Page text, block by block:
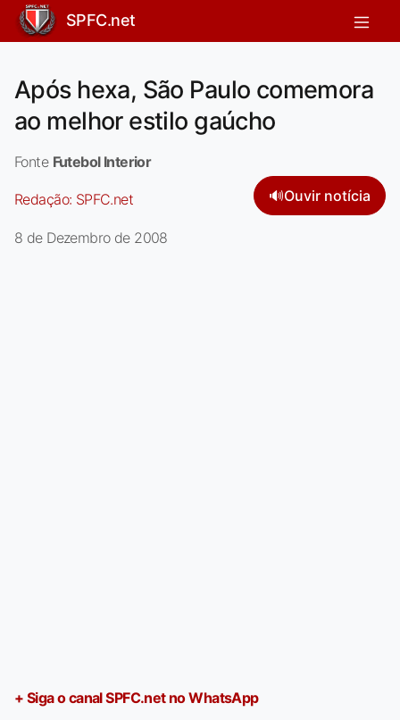
SPFC.net
Após hexa, São Paulo comemora
ao melhor estilo gaúcho
Fonte Futebol Interior
Redação: SPFC.net 🔊Ouvir notícia
8 de Dezembro de 2008
+ Siga o canal SPFC.net no WhatsApp